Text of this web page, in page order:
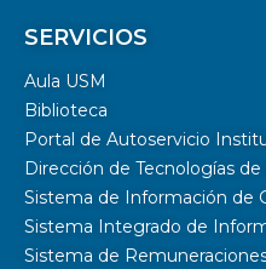
SERVICIOS
Aula USM
Biblioteca
Portal de Autoservicio
Dirección de Tecnologías
Sistema de Información de
Sistema Integrado de
Sistema de